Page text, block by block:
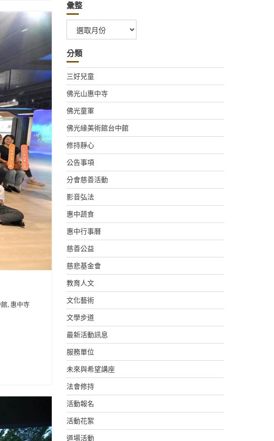
, 惠中寺
彙整
整
分類
三好兒童
佛光山惠中寺
佛光童軍
佛光緣美術館台中館
修持靜心
公告事項
分會慈善活動
影音弘法
惠中蔬食
惠中行事曆
慈善公益
慈悲基金會
教育人文
文化藝術
文學步道
最新活動訊息
服務單位
未來與希望講座
法會修持
活動報名
活動花絮
道場活動